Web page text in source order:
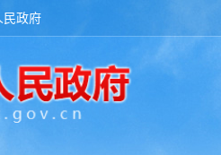
民政府